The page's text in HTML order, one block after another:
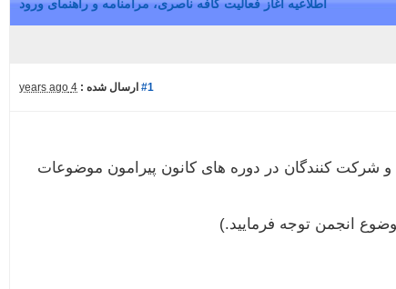
اطلاعیه آغاز فعالیت کافه ناصری، مرامنامه و راهنمای ورود
#1 ارسال شده : 4 years ago
اول دی 1400 به منظور تبادل نظر اعضا و شرکت کنندگان در دوره های کانون پیرامون موضوعات
انجمن توجه فرمایید.)